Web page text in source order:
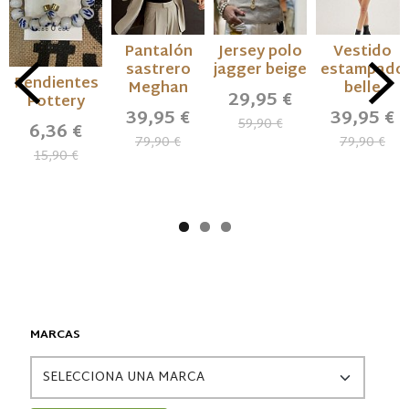
MARCAS
Pendientes
Pottery
6,36 €
15,90 €
Pantalón
sastrero
Meghan
39,95 €
79,90 €
Jersey polo
jagger beige
29,95 €
59,90 €
Vestido
estampado
belle
39,95 €
79,90 €